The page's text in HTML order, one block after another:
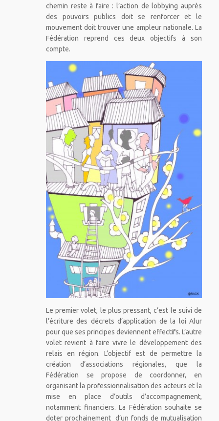
chemin reste à faire : l’action de lobbying auprès
des pouvoirs publics doit se renforcer et le
mouvement doit trouver une ampleur nationale. La
Fédération reprend ces deux objectifs à son
compte.
Le premier volet, le plus pressant, c’est le suivi de
l’écriture des décrets d’application de la loi Alur
pour que ses principes deviennent effectifs. L’autre
volet revient à faire vivre le développement des
relais en région. L’objectif est de permettre la
création d’associations régionales, que la
Fédération se propose de coordonner, en
organisant la professionnalisation des acteurs et la
mise en place d’outils d’accompagnement,
notamment financiers. La Fédération souhaite se
doter prochainement d’un fonds de mutualisation